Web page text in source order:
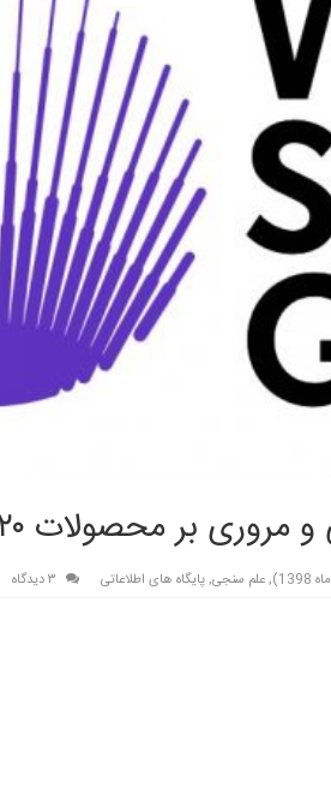
بر محصولات ۲۰۲۰
,علم سنجی,پایگاه های اطلاعاتی ۳ دیدگاه